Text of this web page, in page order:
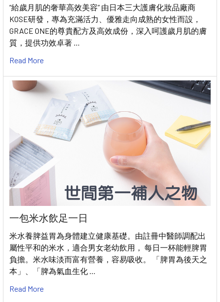
“給歲月肌的奢華高效美容” 由日本三大護膚化妝品廠商
KOSE研發，專為充滿活力、優雅走向成熟的女性而設，
GRACE ONE的尊貴配方及高效成份，深入呵護歲月肌的膚
質，提供功效卓著 …
Read More
一包米水飲足一日
米水養脾益胃為身體建立健康基礎。由註冊中醫師調配出
屬性平和的米水，適合男女老幼飲用， 每日一杯能輕脾胃
負擔。米水味淡而富有營養，容易吸收。 「脾胃為後天之
本」、「脾為氣血生化 …
Read More